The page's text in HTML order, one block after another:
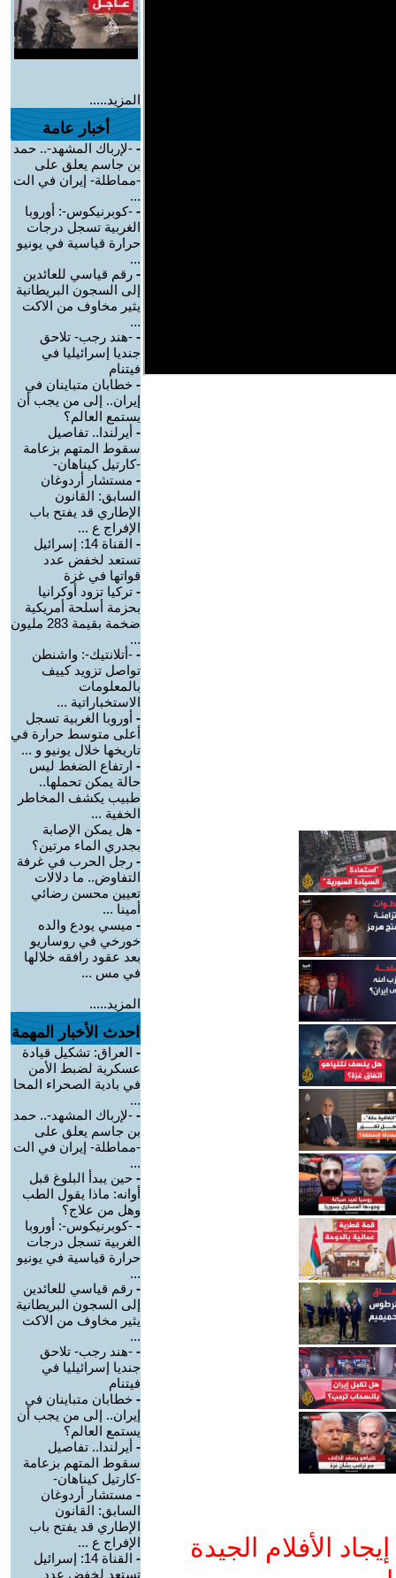
الأفلام الجيدة
المزيد.....
أخبار عامة
- -لإرباك المشهد-.. حمد
بن جاسم يعلق على
-مماطلة- إيران في الت
...
- -كوبرنيكوس-: أوروبا
الغربية تسجل درجات
حرارة قياسية في يونيو
...
- رقم قياسي للعائدين
إلى السجون البريطانية
يثير مخاوف من الاكت
...
- -هند رجب- تلاحق
جنديا إسرائيليا في
فيتنام
- خطابان متباينان في
إيران.. إلى من يجب أن
يستمع العالم؟
- أيرلندا.. تفاصيل
سقوط المتهم بزعامة
-كارتيل كيناهان-
- مستشار أردوغان
السابق: القانون
الإطاري قد يفتح باب
الإفراج ع ...
-
القناة 14: إسرائيل
تستعد لخفض عدد
قواتها في غزة
- تركيا تزود أوكرانيا
بحزمة أسلحة أمريكية
ضخمة بقيمة 283 مليون
...
- -أتلانتيك-: واشنطن
تواصل تزويد كييف
بالمعلومات
الاستخباراتية ...
- أوروبا الغربية تسجل
أعلى متوسط حرارة في
تاريخها خلال يونيو و ...
- ارتفاع الضغط ليس
حالة يمكن تحملها..
طبيب يكشف المخاطر
الخفية ...
- هل يمكن الإصابة
بجدري الماء مرتين؟
- رجل الحرب في غرفة
التفاوض.. ما دلالات
تعيين محسن رضائي
أمينا ...
- ميسي يودع والده
خورخي في روساريو
بعد عقود رافقه خلالها
في مس ...
المزيد.....
احدث الأخبار المهمة
- العراق: تشكيل قيادة
عسكرية لضبط الأمن
في بادية الصحراء المحا
...
- -لإرباك المشهد-.. حمد
بن جاسم يعلق على
-مماطلة- إيران في الت
...
- حين يبدأ البلوغ قبل
أوانه: ماذا يقول الطب
وهل من علاج؟
- -كوبرنيكوس-: أوروبا
الغربية تسجل درجات
حرارة قياسية في يونيو
...
- رقم قياسي للعائدين
إلى السجون البريطانية
يثير مخاوف من الاكت
...
- -هند رجب- تلاحق
جنديا إسرائيليا في
فيتنام
- خطابان متباينان في
إيران.. إلى من يجب أن
يستمع العالم؟
- أيرلندا.. تفاصيل
سقوط المتهم بزعامة
-كارتيل كيناهان-
- مستشار أردوغان
السابق: القانون
الإطاري قد يفتح باب
الإفراج ع ...
-
القناة 14: إسرائيل
تستعد لخفض عدد